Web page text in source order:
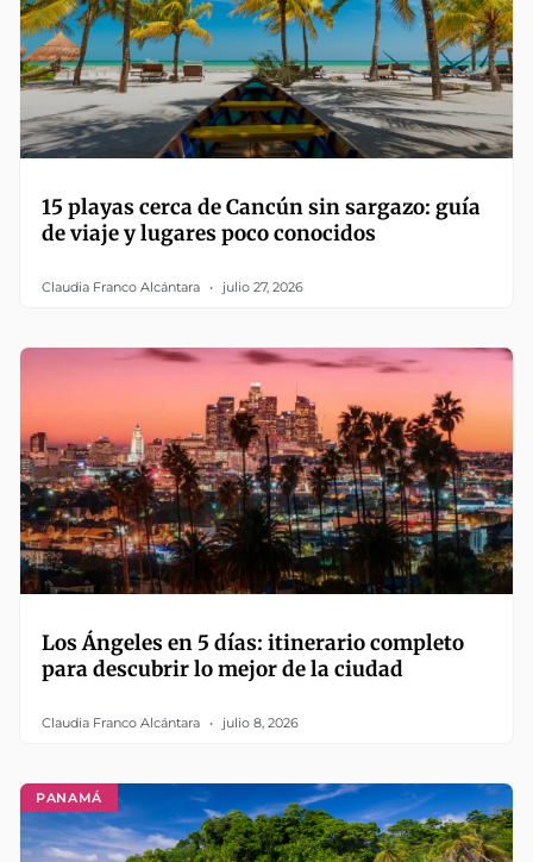
15 playas cerca de Cancún sin sargazo: guía
de viaje y lugares poco conocidos
Claudia Franco Alcántara julio 27, 2026
Los Ángeles en 5 días: itinerario completo
para descubrir lo mejor de la ciudad
Claudia Franco Alcántara julio 8, 2026
PANAMÁ